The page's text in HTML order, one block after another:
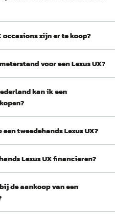
occasions zijn er te koop?
voor een Lexus UX?
kan ik een
tweedehands Lexus UX?
Lexus UX financieren?
de aankoop van een